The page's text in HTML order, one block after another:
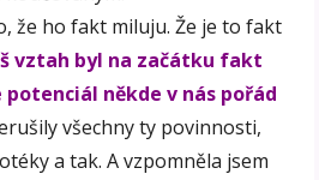
že ho fakt miluju. Že je to fakt
vztah byl na začátku fakt
někde v nás pořád
všechny ty povinnosti,
a tak. A vzpomněla jsem